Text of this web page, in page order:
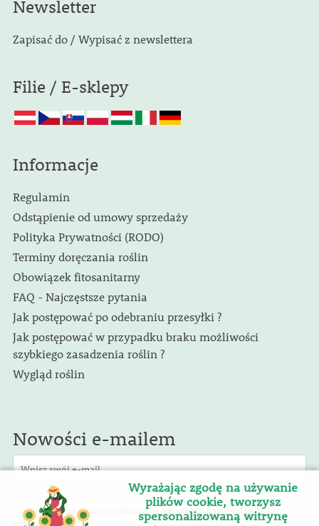
Newsletter
Zapisać do / Wypisać z newslettera
Filie / E-sklepy
Informacje
Regulamin
Odstąpienie od umowy sprzedaży
Polityka Prywatności (RODO)
Terminy doręczania roślin
Obowiązek fitosanitarny
FAQ - Najczęstsze pytania
Jak postępować po odebraniu przesyłki ?
Jak postępować w przypadku braku możliwości
szybkiego zasadzenia roślin ?
Wygląd roślin
Nowości e-mailem
Wyrażam zgodę na przetwarzanie danych osobowych (RODO)
Wyrażając zgodę na używanie
plików cookie, tworzysz
spersonalizowaną witrynę